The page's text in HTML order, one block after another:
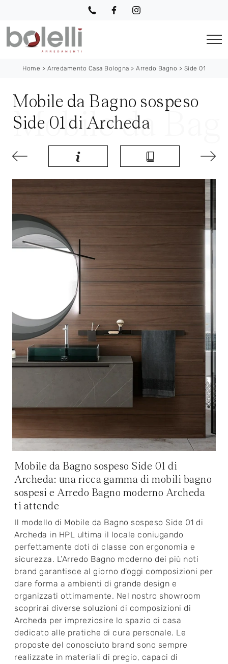
Home > Arredamento Casa Bologna > Arredo Bagno > Side 01
Mobile da Bagno sospeso
Side 01 di Archeda
Mobile da Bagno sospeso Side 01 di
Archeda: una ricca gamma di mobili bagno
sospesi e Arredo Bagno moderno Archeda
ti attende
Il modello di Mobile da Bagno sospeso Side 01 di
Archeda in HPL ultima il locale coniugando
perfettamente doti di classe con ergonomia e
sicurezza. L’Arredo Bagno moderno dei più noti
brand garantisce al giorno d'oggi composizioni per
dare forma a ambienti di grande design e
organizzati ottimamente. Nel nostro showroom
scoprirai diverse soluzioni di composizioni di
Archeda per impreziosire lo spazio di casa
dedicato alle pratiche di cura personale. Le
proposte del conosciuto brand sono sempre
realizzate in materiali di pregio, capaci di